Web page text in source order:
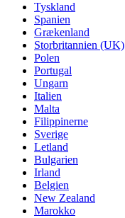
Tyskland
Spanien
Grækenland
Storbritannien (UK)
Polen
Portugal
Ungarn
Italien
Malta
Filippinerne
Sverige
Letland
Bulgarien
Irland
Belgien
New Zealand
Marokko